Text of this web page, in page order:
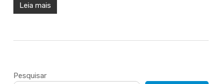
Leia mais
Pesquisar